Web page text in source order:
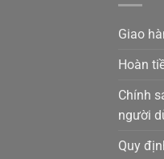
Giao
Hoàn
Chính
người
Quy